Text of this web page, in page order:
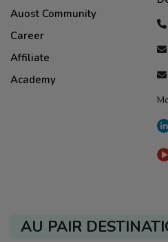
Auost Community
Career
Affiliate
Academy
AU PAIR